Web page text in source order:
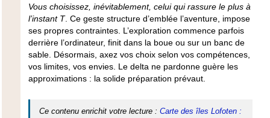
Vous choisissez, inévitablement, celui qui rassure le plus à
l’instant T. Ce geste structure d’emblée l’aventure, impose
ses propres contraintes. L’exploration commence parfois
derrière l’ordinateur, finit dans la boue ou sur un banc de
sable. Désormais, axez vos choix selon vos compétences,
vos limites, vos envies. Le delta ne pardonne guère les
approximations : la solide préparation prévaut.
Ce contenu enrichit votre lecture : Carte des îles Lofoten :